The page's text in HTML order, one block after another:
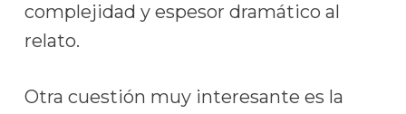
complejidad y espesor dramático al
relato.
Otra cuestión muy interesante es la